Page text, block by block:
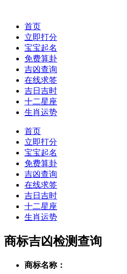
首页
立即打分
宝宝起名
免费算卦
吉凶查询
在线求签
吉日吉时
十二星座
生肖运势
首页
立即打分
宝宝起名
免费算卦
吉凶查询
在线求签
吉日吉时
十二星座
生肖运势
商标吉凶检测查询
商标名称：